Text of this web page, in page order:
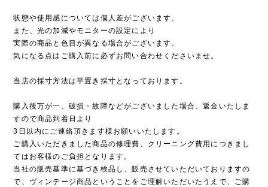
状態や使用感については個人差がございます。
また、光の加減やモニターの設定により
実際の商品と色目が異なる場合がございます。
気になる点はご購入前に必ずお問い合わせくださいませ。
当店の採寸方法は平置き採寸となっております。
購入後万が一、破損・故障などがございました場合、返金いたしま
すので商品到着日より
3日以内にご連絡頂きます様お願いいたします。
ご購入いただきました商品の修理費、クリーニング費用につきまし
てはお客様のご負担となります。
当社の販売基準に基づき検品し、販売させていただいておりますの
で、ヴィンテージ商品ということをご理解いただいたうえで、ご購